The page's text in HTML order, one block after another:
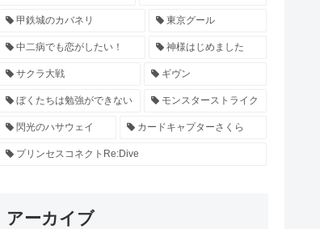
甲鉄城のカバネリ 東京グール
中二病でも恋がしたい！ 神様はじめました
サクラ大戦 ギヴン
ぼくたちは勉強ができない モンスターストライク
閃光のハサウェイ カードキャプターさくら
プリンセスコネクトRe:Dive
アーカイブ